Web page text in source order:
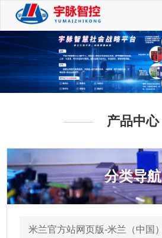
产品中心
分类导航
米兰官方站网页版-米兰（中国）